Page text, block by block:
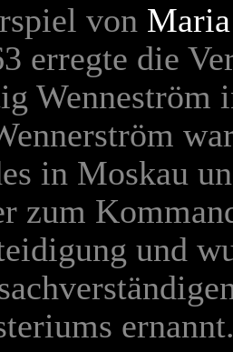
von
erregte die
Wenneström
in Moskau
zum
und